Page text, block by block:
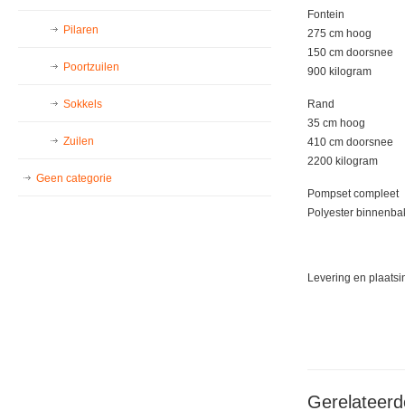
Fontein
275 cm hoog
150 cm doorsnee
900 kilogram
Rand
35 cm hoog
410 cm doorsnee
2200 kilogram
Pompset compleet
Polyester
Levering en
Pilaren
Poortzuilen
Sokkels
Zuilen
Geen categorie